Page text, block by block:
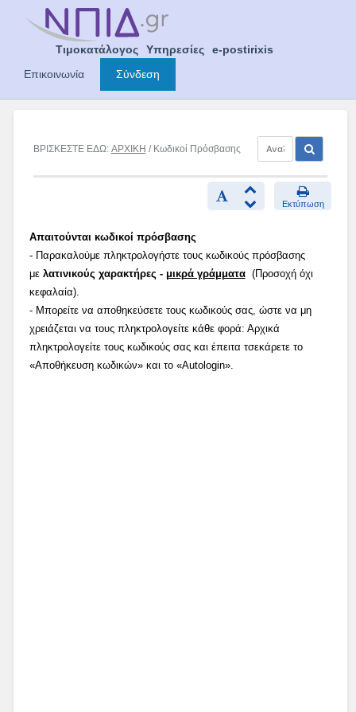
Τιμοκατάλογος Υπηρεσίες
e-postirixis
Επικοινωνία
Σύνδεση
ΒΡΙΣΚΕΣΤΕ ΕΔΩ: ΑΡΧΙΚΗ / Κωδικοί Πρόσβασης
Εκτύπωση
Απαιτούνται κωδικοί πρόσβασης
- Παρακαλούμε πληκτρολογήστε τους κωδικούς πρόσβασης
με λατινικούς χαρακτήρες - μικρά γράμματα(Προσοχή όχι
κεφαλαία).
- Μπορείτε να αποθηκεύσετε τους κωδικούς σας, ώστε να μη
χρειάζεται να τους πληκτρολογείτε κάθε φορά: Αρχικά
πληκτρολογείτε τους κωδικούς σας και έπειτα τσεκάρετε το
«Αποθήκευση κωδικών» και το «Autologin».